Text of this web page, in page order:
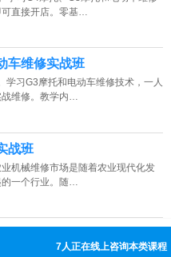
可直接开店。零基…
车维修实战班
学习G3摩托和电动车维修技术，一人
战维修。教学内…
战班
机械维修市场是随着农业现代化发
一个行业。随…
4人正在线上咨询本类课程